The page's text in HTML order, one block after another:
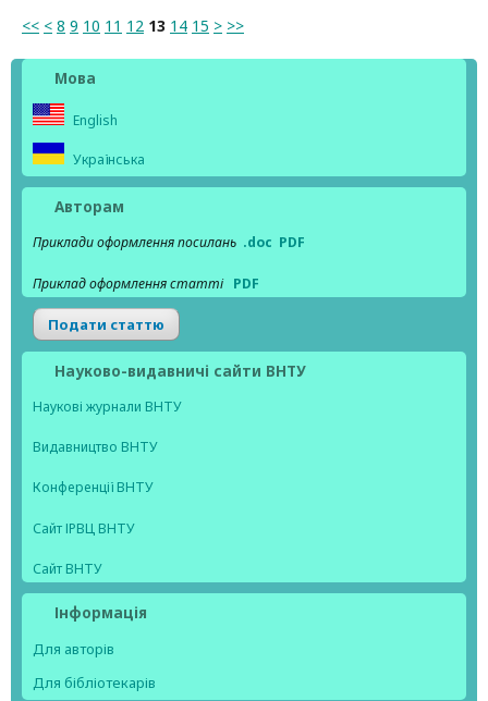
<< < 8 9 10 11 12 13 14 15 > >>
Мова
English
Українська
Авторам
Приклади оформлення посилань .doc PDF
Приклад оформлення статті PDF
Подати статтю
Науково-видавничі сайти ВНТУ
Наукові журнали ВНТУ
Видавництво ВНТУ
Конференції ВНТУ
Сайт ІРВЦ ВНТУ
Сайт ВНТУ
Інформація
Для авторів
Для бібліотекарів